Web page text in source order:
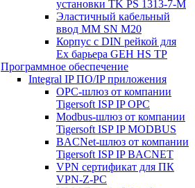
установки TK PS 1313-7-M
Эластичный кабельный
ввод MM SN M20
Корпус с DIN рейкой для
Ex барьера GEH HS TP
Программное обеспечение
Integral IP ПО/IP приложения
OPC-шлюз от компании
Tigersoft ISP IP OPC
Modbus-шлюз от компании
Tigersoft ISP IP MODBUS
BACNet-шлюз от компании
Tigersoft ISP IP BACNET
VPN сертификат для ПК
VPN-Z-PC